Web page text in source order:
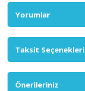
Yorumlar
Taksit Seçenekleri
Önerileriniz